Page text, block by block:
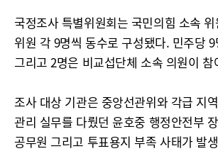
국정조사 특별위원회는 국민의힘 소속
위원 각 9명씩 동수로 구성됐다. 민주당
그리고 2명은 비교섭단체 소속 의원이 참
조사 대상 기관은 중앙선관위와 각급 지
관리 실무를 다뤘던 윤호중 행정안전부
공무원 그리고 투표용지 부족 사태가 발